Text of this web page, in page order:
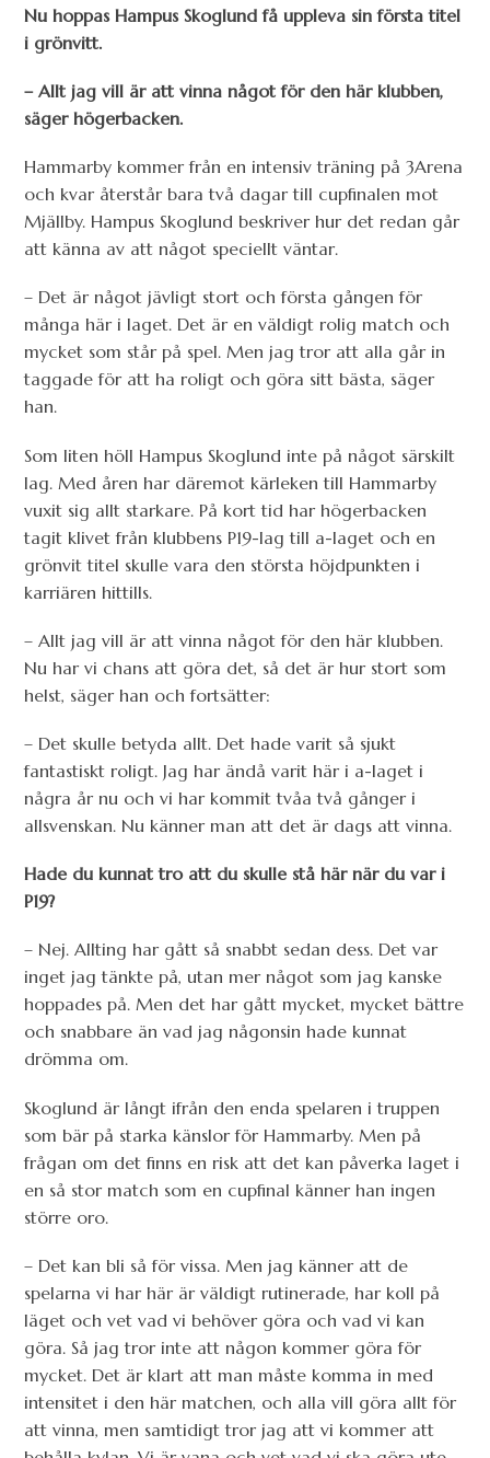
Nu hoppas Hampus Skoglund få uppleva sin första titel
i grönvitt.
– Allt jag vill är att vinna något för den här klubben,
säger högerbacken.
Hammarby kommer från en intensiv träning på 3Arena
och kvar återstår bara två dagar till cupfinalen mot
Mjällby. Hampus Skoglund beskriver hur det redan går
att känna av att något speciellt väntar.
– Det är något jävligt stort och första gången för
många här i laget. Det är en väldigt rolig match och
mycket som står på spel. Men jag tror att alla går in
taggade för att ha roligt och göra sitt bästa, säger
han.
Som liten höll Hampus Skoglund inte på något särskilt
lag. Med åren har däremot kärleken till Hammarby
vuxit sig allt starkare. På kort tid har högerbacken
tagit klivet från klubbens P19-lag till a-laget och en
grönvit titel skulle vara den största höjdpunkten i
karriären hittills.
– Allt jag vill är att vinna något för den här klubben.
Nu har vi chans att göra det, så det är hur stort som
helst, säger han och fortsätter:
– Det skulle betyda allt. Det hade varit så sjukt
fantastiskt roligt. Jag har ändå varit här i a-laget i
några år nu och vi har kommit tvåa två gånger i
allsvenskan. Nu känner man att det är dags att vinna.
Hade du kunnat tro att du skulle stå här när du var i
P19?
– Nej. Allting har gått så snabbt sedan dess. Det var
inget jag tänkte på, utan mer något som jag kanske
hoppades på. Men det har gått mycket, mycket bättre
och snabbare än vad jag någonsin hade kunnat
drömma om.
Skoglund är långt ifrån den enda spelaren i truppen
som bär på starka känslor för Hammarby. Men på
frågan om det finns en risk att det kan påverka laget i
en så stor match som en cupfinal känner han ingen
större oro.
– Det kan bli så för vissa. Men jag känner att de
spelarna vi har här är väldigt rutinerade, har koll på
läget och vet vad vi behöver göra och vad vi kan
göra. Så jag tror inte att någon kommer göra för
mycket. Det är klart att man måste komma in med
intensitet i den här matchen, och alla vill göra allt för
att vinna, men samtidigt tror jag att vi kommer att